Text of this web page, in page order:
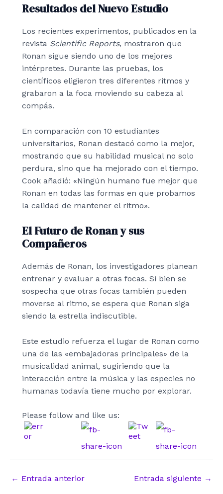
Resultados del Nuevo Estudio
Los recientes experimentos, publicados en la
revista Scientific Reports, mostraron que
Ronan sigue siendo uno de los mejores
intérpretes. Durante las pruebas, los
científicos eligieron tres diferentes ritmos y
grabaron a la foca moviendo su cabeza al
compás.
En comparación con 10 estudiantes
universitarios, Ronan destacó como la mejor,
mostrando que su habilidad musical no solo
perdura, sino que ha mejorado con el tiempo.
Cook añadió: «Ningún humano fue mejor que
Ronan en todas las formas en que probamos
la calidad de mantener el ritmo».
El Futuro de Ronan y sus
Compañeros
Además de Ronan, los investigadores planean
entrenar y evaluar a otras focas. Si bien se
sospecha que otras focas también pueden
moverse al ritmo, se espera que Ronan siga
siendo la estrella indiscutible.
Este estudio refuerza el lugar de Ronan como
una de las «embajadoras principales» de la
musicalidad animal, sugiriendo que la
interacción entre la música y las especies no
humanas todavía tiene mucho por explorar.
Please follow and like us:
Navegación
← Entrada anterior Entrada siguiente →